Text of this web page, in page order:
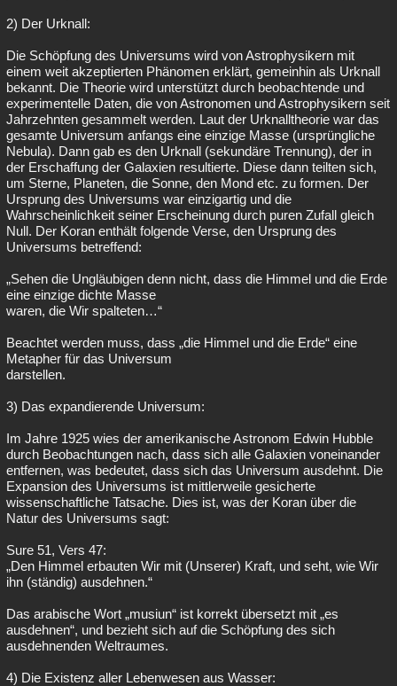
2) Der Urknall:
Die Schöpfung des Universums wird von Astrophysikern mit
einem weit akzeptierten Phänomen erklärt, gemeinhin als Urknall
bekannt. Die Theorie wird unterstützt durch beobachtende und
experimentelle Daten, die von Astronomen und Astrophysikern seit
Jahrzehnten gesammelt werden. Laut der Urknalltheorie war das
gesamte Universum anfangs eine einzige Masse (ursprüngliche
Nebula). Dann gab es den Urknall (sekundäre Trennung), der in
der Erschaffung der Galaxien resultierte. Diese dann teilten sich,
um Sterne, Planeten, die Sonne, den Mond etc. zu formen. Der
Ursprung des Universums war einzigartig und die
Wahrscheinlichkeit seiner Erscheinung durch puren Zufall gleich
Null. Der Koran enthält folgende Verse, den Ursprung des
Universums betreffend:
„Sehen die Ungläubigen denn nicht, dass die Himmel und die Erde
eine einzige dichte Masse
waren, die Wir spalteten…“
Beachtet werden muss, dass „die Himmel und die Erde“ eine
Metapher für das Universum
darstellen.
3) Das expandierende Universum:
Im Jahre 1925 wies der amerikanische Astronom Edwin Hubble
durch Beobachtungen nach, dass sich alle Galaxien voneinander
entfernen, was bedeutet, dass sich das Universum ausdehnt. Die
Expansion des Universums ist mittlerweile gesicherte
wissenschaftliche Tatsache. Dies ist, was der Koran über die
Natur des Universums sagt:
Sure 51, Vers 47:
„Den Himmel erbauten Wir mit (Unserer) Kraft, und seht, wie Wir
ihn (ständig) ausdehnen.“
Das arabische Wort „musiun“ ist korrekt übersetzt mit „es
ausdehnen“, und bezieht sich auf die Schöpfung des sich
ausdehnenden Weltraumes.
4) Die Existenz aller Lebenwesen aus Wasser: